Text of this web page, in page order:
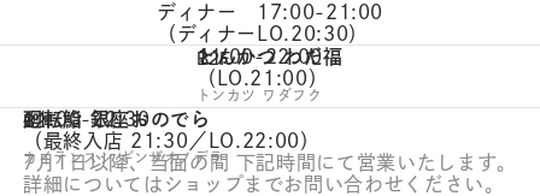
ディナー 17:00-21:00
（ディナーLO.20:30）
B2F
とんかつ わだ福
トンカツ ワダフク
11:00-22:00
（LO.21:00）
B2F
廻転鮨 銀座おのでら
カイテンスシ ギンザオノデラ
11:00-22:30
（最終入店 21:30／LO.22:00）
7月1日以降、当面の間 下記時間にて営業いたします。
詳細についてはショップまでお問い合わせください。